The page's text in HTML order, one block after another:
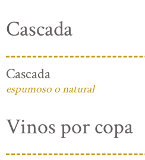
Cascada
Cascada
espumoso o natural
Vinos por copa